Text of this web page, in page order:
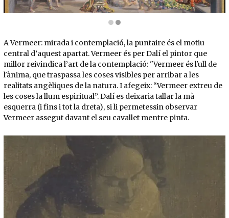
A Vermeer: mirada i contemplació, la puntaire és el motiu
central d’aquest apartat. Vermeer és per Dalí el pintor que
millor reivindica l’art de la contemplació: "Vermeer és l'ull de
l'ànima, que traspassa les coses visibles per arribar a les
realitats angèliques de la natura. I afegeix: “Vermeer extreu de
les coses la llum espiritual”. Dalí es deixaria tallar la mà
esquerra (i fins i tot la dreta), si li permetessin observar
Vermeer assegut davant el seu cavallet mentre pinta.